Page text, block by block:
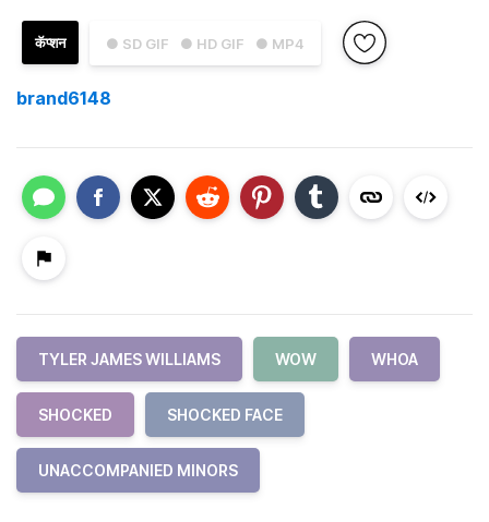
● SD GIF ● HD GIF ● MP4
कॅप्शन
brand6148
TYLER JAMES WILLIAMS WOW WHOA
SHOCKED SHOCKED FACE
UNACCOMPANIED MINORS